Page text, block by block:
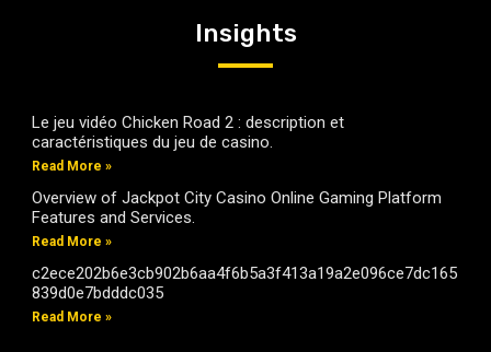
Insights
Le jeu vidéo Chicken Road 2 : description et
caractéristiques du jeu de casino.
Read More »
Overview of Jackpot City Casino Online Gaming Platform
Features and Services.
Read More »
c2ece202b6e3cb902b6aa4f6b5a3f413a19a2e096ce7dc165
839d0e7bdddc035
Read More »